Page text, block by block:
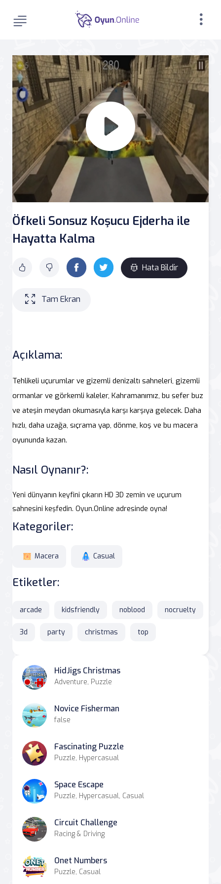
Öfkeli Sonsuz Koşucu Ejderha ile
Hayatta Kalma
Hata Bildir
Tam Ekran
Açıklama:
Tehlikeli uçurumlar ve gizemli denizaltı sahneleri, gizemli
ormanlar ve görkemli kaleler, Kahramanımız, bu sefer buz
ve ateşin meydan okumasıyla karşı karşıya gelecek. Daha
hızlı, daha uzağa, sıçrama yap, dönme, koş ve bu macera
oyununda kazan.
Nasıl Oynanır?:
Yeni dünyanın keyfini çıkarın HD 3D zemin ve uçurum
sahnesini keşfedin. Oyun.Online adresinde oyna!
Kategoriler:
Macera Casual
Etiketler:
arcade kidsfriendly noblood nocruelty
3d party christmas top
HidJigs Christmas
Adventure, Puzzle
Novice Fisherman
false
Fascinating Puzzle
Puzzle, Hypercasual
Space Escape
Puzzle, Hypercasual, Casual
Circuit Challenge
Racing & Driving
Onet Numbers
Puzzle, Casual